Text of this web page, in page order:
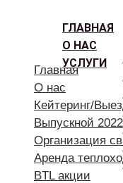
ГЛАВНАЯ
О НАС
УСЛУГИ
Главная
О нас
Кейтеринг/
Выпускной 2022
Организация
Аренда
BTL акции